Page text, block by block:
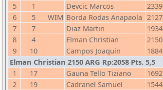
5
1 Devcic Marcos 2339
6
5 WIM Borda Rodas Anapaola 2127
7
7 Diaz Martin 1934
8
4 Elman Christian 2150
9
10 Campos Joaquin 1884
Elman Christian 2150 ARG Rp:2058 Pts. 5,5
1
17 Gauna Tello Tiziano 1692
2
19 Cadranel Samuel 1544